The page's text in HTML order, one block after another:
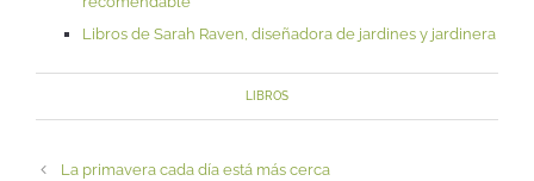
Libros de Sarah Raven, diseñadora de jardines y jardinera
LIBROS
La primavera cada día está más cerca